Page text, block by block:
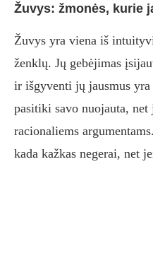
Žuvys: žmonės, kurie
Žuvys yra viena iš
ženklų. Jų gebėjimas
ir išgyventi jų jausmus yra
pasitiki savo nuojauta,
racionaliems
kada kažkas negerai, net